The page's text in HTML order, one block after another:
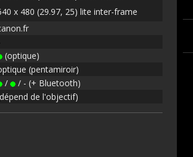
x 480 (29.97, 25) lite inter-frame
(optique)
(pentamiroir)
/
/ - (+ Bluetooth)
de l'objectif)